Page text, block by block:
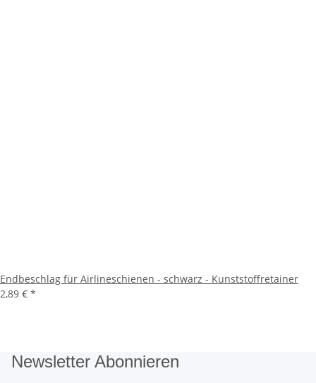
Endbeschlag für Airlineschienen - schwarz - Kunststoffretainer
2,89 € *
Newsletter Abonnieren